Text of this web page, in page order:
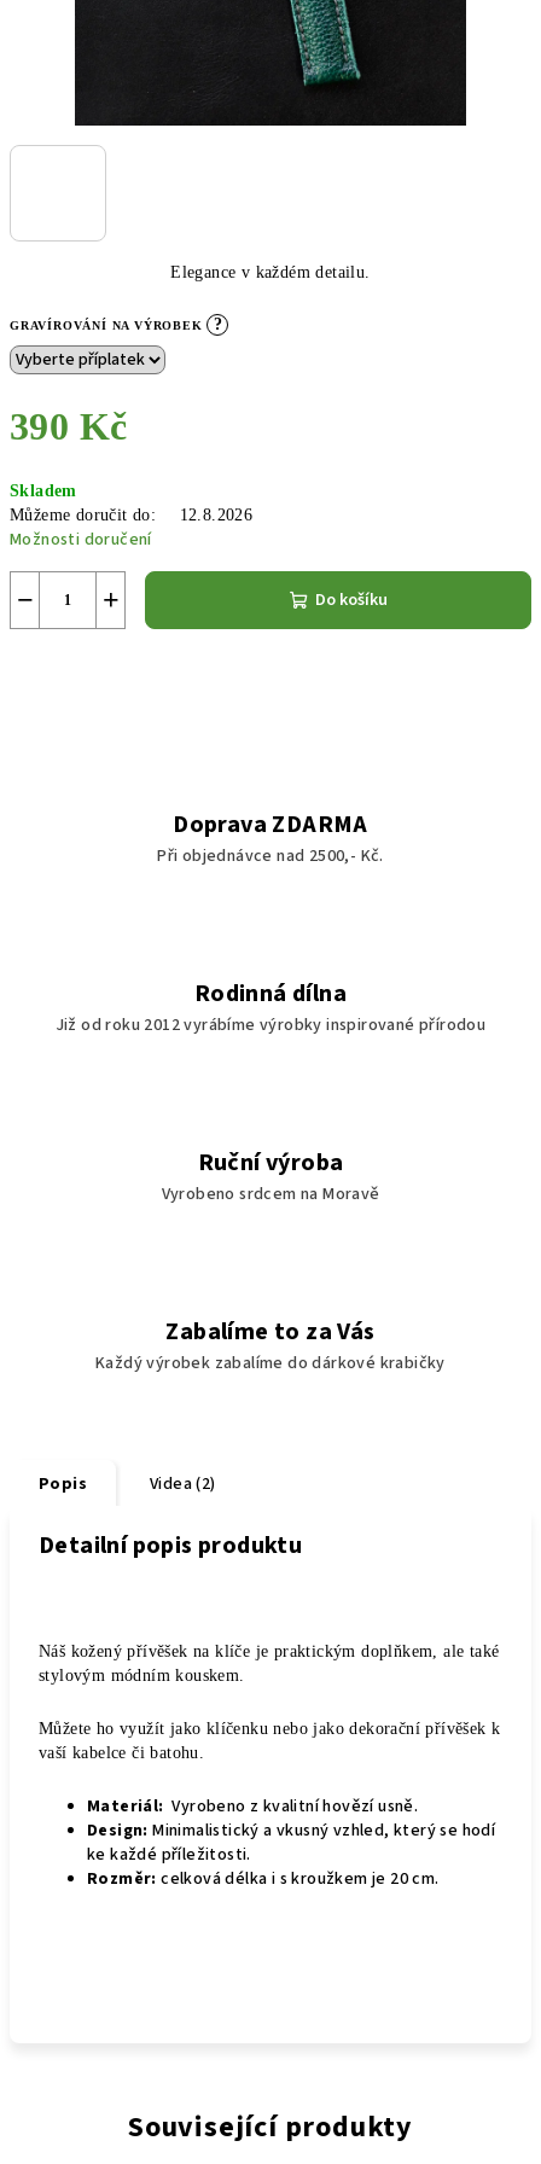
Elegance v každém detailu.
GRAVÍROVÁNÍ NA VÝROBEK ?
390 Kč
cena:
Skladem
Můžeme doručit do:
12.8.2026
Možnosti doručení
+
− Do košíku
Doprava ZDARMA
Při objednávce nad 2500,- Kč.
Rodinná dílna
Již od roku 2012 vyrábíme výrobky inspirované přírodou
Ruční výroba
Vyrobeno srdcem na Moravě
Zabalíme to za Vás
Každý výrobek zabalíme do dárkové krabičky
Popis Videa (2)
Detailní popis produktu
Náš kožený přívěšek na klíče je praktickým doplňkem, ale také
stylovým módním kouskem.
Můžete ho využít jako klíčenku nebo jako dekorační přívěšek k
vaší kabelce či batohu.
Materiál: Vyrobeno z kvalitní hovězí usně.
Design:Minimalistický a vkusný vzhled, který se hodí
ke každé příležitosti.
Rozměr: celková délka i s kroužkem je 20 cm.
Související produkty